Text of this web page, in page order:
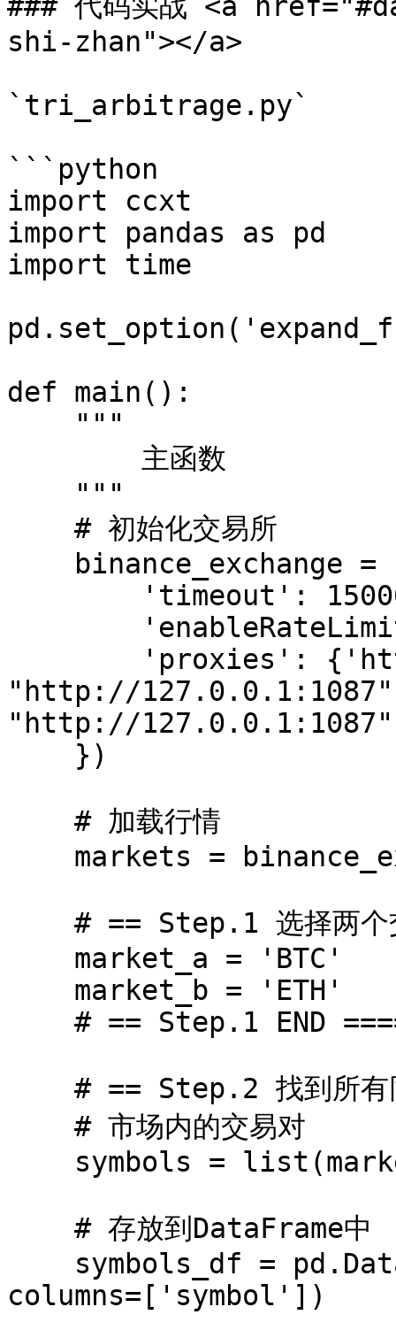
shi-zhan"></a>
`tri_arbitrage.py`
```python
import ccxt
import pandas as pd
import time
def main():
"http://
"http://
columns=['symbol'])